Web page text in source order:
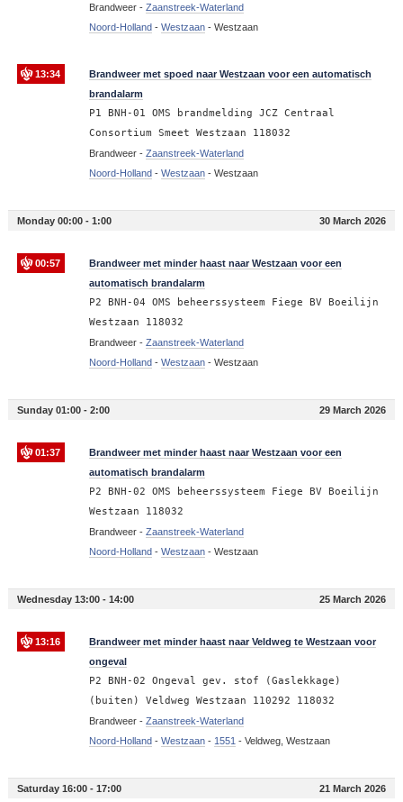
Brandweer - Zaanstreek-Waterland
Noord-Holland- Westzaan- Westzaan
13:34
Brandweer met spoed naar Westzaan voor een automatisch
brandalarm
P1 BNH-01 OMS brandmelding JCZ Centraal
Consortium Smeet Westzaan 118032
Brandweer - Zaanstreek-Waterland
Noord-Holland- Westzaan- Westzaan
Monday 00:00 - 1:00 30 March 2026
00:57
Brandweer met minder haast naar Westzaan voor een
automatisch brandalarm
P2 BNH-04 OMS beheerssysteem Fiege BV Boeilijn
Westzaan 118032
Brandweer - Zaanstreek-Waterland
Noord-Holland- Westzaan- Westzaan
Sunday 01:00 - 2:00 29 March 2026
01:37
Brandweer met minder haast naar Westzaan voor een
automatisch brandalarm
P2 BNH-02 OMS beheerssysteem Fiege BV Boeilijn
Westzaan 118032
Brandweer - Zaanstreek-Waterland
Noord-Holland- Westzaan- Westzaan
Wednesday 13:00 - 14:00 25 March 2026
13:16
Brandweer met minder haast naar Veldweg te Westzaan voor
ongeval
P2 BNH-02 Ongeval gev. stof (Gaslekkage)
(buiten) Veldweg Westzaan 110292 118032
Brandweer - Zaanstreek-Waterland
Noord-Holland- Westzaan- 1551 - Veldweg, Westzaan
Saturday 16:00 - 17:00 21 March 2026